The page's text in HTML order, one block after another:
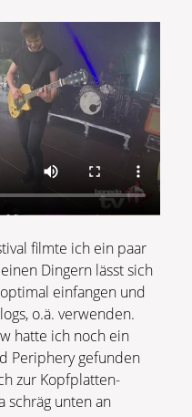
filmte ich ein paar
Dingern lässt sich
einfangen und
o.ä. verwenden.
hatte ich noch ein
Periphery gefunden
zur Kopfplatten-
schräg unten an